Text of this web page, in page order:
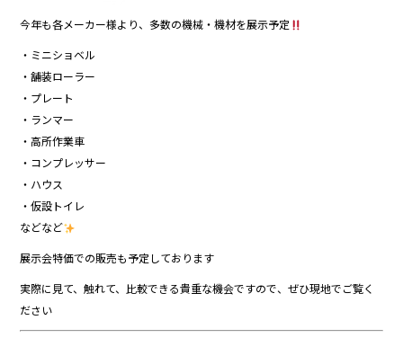
今年も各メーカー様より、多数の機械・機材を展示予定
・ミニショベル
・舗装ローラー
・プレート
・ランマー
・高所作業車
・コンプレッサー
・ハウス
・仮設トイレ
などなど
展示会特価での販売も予定しております
実際に見て、触れて、比較できる貴重な機会ですので、ぜひ現地でご覧く
ださい